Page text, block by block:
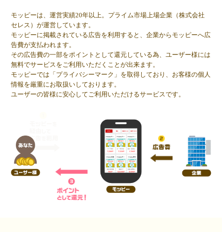
モッピーは、運営実績20年以上。プライム市場上場企業（株式会社
セレス）が運営しています。
モッピーに掲載されている広告を利用すると、企業からモッピーへ広
告費が支払われます。
その広告費の一部をポイントとして還元している為、ユーザー様には
無料でサービスをご利用いただくことが出来ます。
モッピーでは「プライバシーマーク」を取得しており、お客様の個人
情報を厳重にお取扱いしております。
ユーザーの皆様に安心してご利用いただけるサービスです。